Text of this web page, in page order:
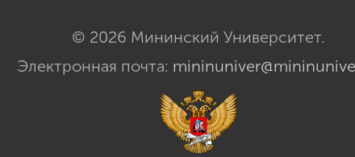
© 2026 Мининский Университет.
Электронная почта: